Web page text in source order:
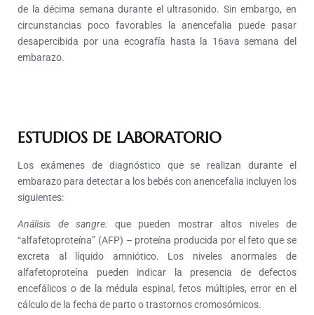
de la décima semana durante el ultrasonido. Sin embargo, en
circunstancias poco favorables la anencefalia puede pasar
desapercibida por una ecografía hasta la 16ava semana del
embarazo.
ESTUDIOS DE LABORATORIO
Los exámenes de diagnóstico que se realizan durante el
embarazo para detectar a los bebés con anencefalia incluyen los
siguientes:
Análisis de sangre: que pueden mostrar altos niveles de
“alfafetoproteína” (AFP) – proteína producida por el feto que se
excreta al líquido amniótico. Los niveles anormales de
alfafetoproteína pueden indicar la presencia de defectos
encefálicos o de la médula espinal, fetos múltiples, error en el
cálculo de la fecha de parto o trastornos cromosómicos.